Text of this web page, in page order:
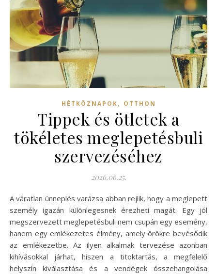
HÉTKÖZNAPOK, OTTHON
Tippek és ötletek a
tökéletes meglepetésbuli
szervezéséhez
2026.06.25.
A váratlan ünneplés varázsa abban rejlik, hogy a meglepett
személy igazán különlegesnek érezheti magát. Egy jól
megszervezett meglepetésbuli nem csupán egy esemény,
hanem egy emlékezetes élmény, amely örökre bevésődik
az emlékezetbe. Az ilyen alkalmak tervezése azonban
kihívásokkal járhat, hiszen a titoktartás, a megfelelő
helyszín kiválasztása és a vendégek összehangolása